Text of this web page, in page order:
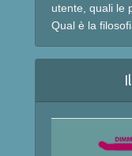
utente, quali le
Qual è la